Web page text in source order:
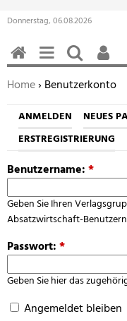
Donnerstag, 06.08.2026
Sie befinden sich hier:
Home› Benutzerkonto
ANMELDEN
NEUES
ERSTREGISTRIERUNG
Benutzername:*
Geben Sie Ihren
Absatzwirtschaft-
Passwort:*
Geben Sie hier das
Angemeldet bleiben
HOMEMENÜ